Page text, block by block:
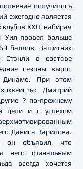
получилось
ежегодно является
КХЛ, набирая
Уил провел больше
баллов. Защитник
Стэнли в составе
сезоны вырос
Динамо. При этом
Дмитрий
? по-прежнему
цели и с успехом
Даниса Зарипова.
он объявил, что
него финальным
всегда хочется